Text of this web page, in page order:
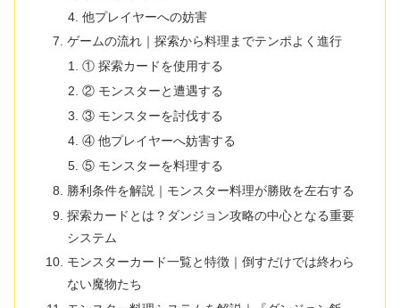
他プレイヤーへの妨害
ゲームの流れ｜探索から料理までテンポよく進行
① 探索カードを使用する
② モンスターと遭遇する
③ モンスターを討伐する
④ 他プレイヤーへ妨害する
⑤ モンスターを料理する
勝利条件を解説｜モンスター料理が勝敗を左右する
探索カードとは？ダンジョン攻略の中心となる重要
システム
モンスターカード一覧と特徴｜倒すだけでは終わら
ない魔物たち